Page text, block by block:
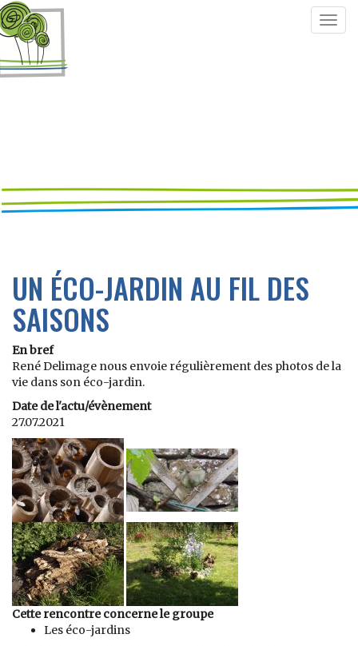
UN ÉCO-JARDIN AU FIL DES
SAISONS
En bref
René Delimage nous envoie régulièrement des photos de la
vie dans son éco-jardin.
Date de l'actu/évènement
27.07.2021
Cette rencontre concerne le groupe
Les éco-jardins